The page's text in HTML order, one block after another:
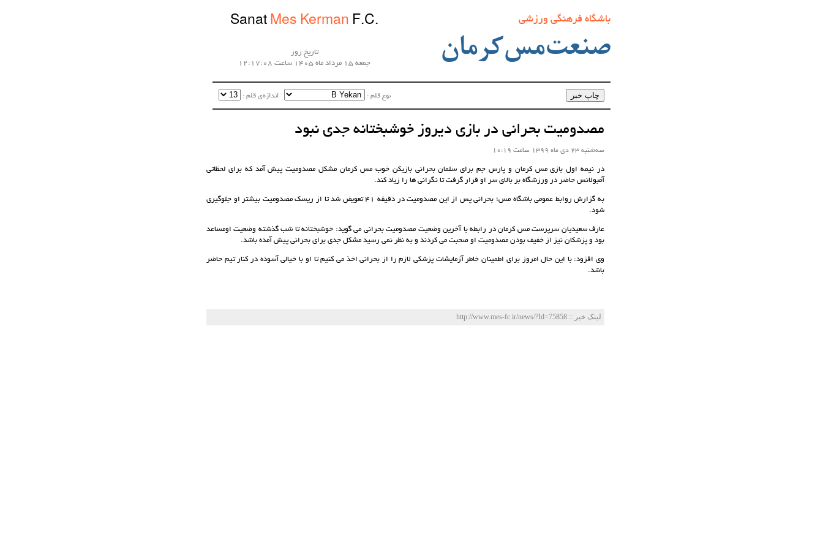
باشگاه فرهنگی ورزشی
صنعت‌مس‌کرمان
Sanat Mes Kerman F.C.
تاریخ روز
جمعه 15 مرداد ماه 1405 ساعت 12:17:08
نوع قلم :‌ اندازه‌ی قلم :‌
مصدومیت بحرانی در بازی دیروز خوشبختانه جدی نبود
سه‌شنبه 23 دی ماه 1399 ساعت 10:19
در نیمه اول بازی مس کرمان و پارس جم برای سلمان بحرانی بازیکن خوب مس کرمان مشکل مصدومیت پیش آمد که برای لحظاتی
آمبولانس حاضر در ورزشگاه بر بالای سر او قرار گرفت تا نگرانی ها را زیاد کند.
به گزارش روابط عمومی باشگاه مس؛ بحرانی پس از این مصدومیت در دقیقه 41 تعویض شد تا از ریسک مصدومیت بیشتر او جلوگیری
شود.
عارف سعیدیان سرپرست مس کرمان در رابطه با آخرین وضعیت مصدومیت بحرانی می گوید: خوشبختانه تا شب گذشته وضعیت اومساعد
بود و پزشکان نیز از خفیف بودن مصدومیت او صحبت می کردند و به نظر نمی رسید مشکل جدی برای بحرانی پیش آمده باشد.
وی افزود: با این حال امروز برای اطمینان خاطر آزمایشات پزشکی لازم را از بحرانی اخذ می کنیم تا او با خیالی آسوده در کنار تیم حاضر
باشد.
لینک خبر‌ :: http://www.mes-fc.ir/news/?Id=75858